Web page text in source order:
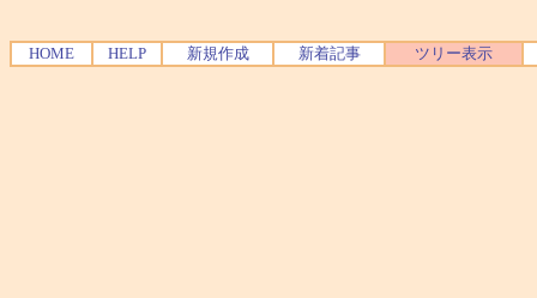
HOME HELP 新規作成 新着記事 ツリー表示